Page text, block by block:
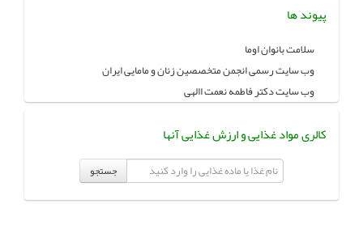
پیوند ها
سلامت بانوان اوما
وب سایت رسمی انجمن متخصصین زنان و مامایی ایران
وب سایت دکتر فاطمه نعمت االهی
کالری مواد غذایی و ارزش غذایی آنها
جستجو